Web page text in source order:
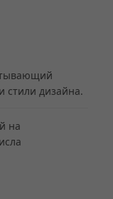
стили дизайна.
на